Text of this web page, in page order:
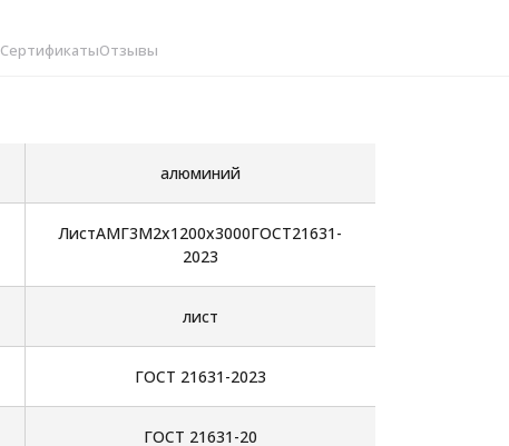
СертификатыОтзывы
алюминий
ЛистАМГ3М2х1200х3000ГОСТ21631-
2023
лист
ГОСТ 21631-2023
ГОСТ 21631-20